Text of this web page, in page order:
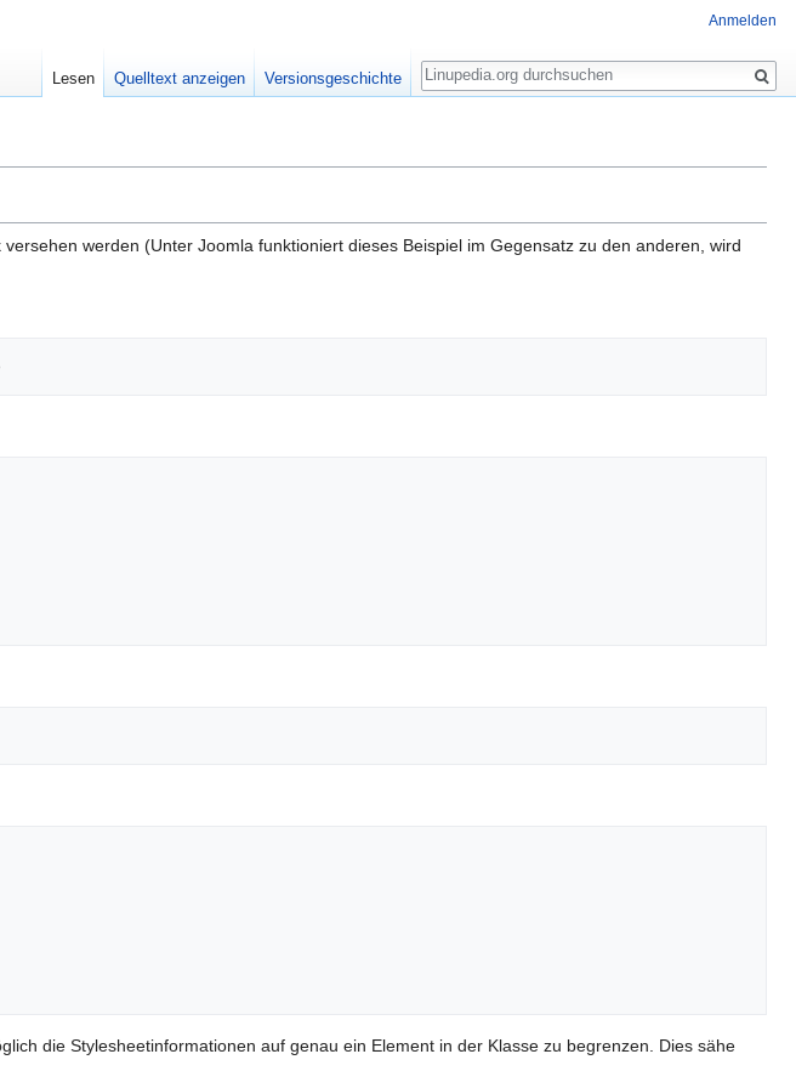
werden (Unter Joomla funktioniert dieses Beispiel im Gegensatz zu den anderen, wird
die Stylesheetinformationen auf genau ein Element in der Klasse zu begrenzen. Dies sähe
Anmelden
Lesen Quelltext anzeigen Versionsgeschichte
Suche